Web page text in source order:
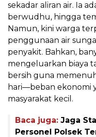
sekadar aliran air. Ia
berwudhu, hingga
Namun, kini warga
penggunaan air
penyakit. Bahkan,
mengeluarkan biaya
bersih guna
hari—beban ekonomi
masyarakat kecil.
Baca juga: Jaga
Personel Polsek